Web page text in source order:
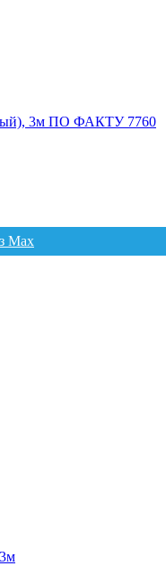
3м ПО ФАКТУ 7760
Max